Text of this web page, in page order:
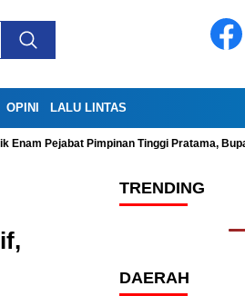
OPINI LALU LINTAS
Enam Pejabat Pimpinan Tinggi Pratama,
TRENDING
DAERAH